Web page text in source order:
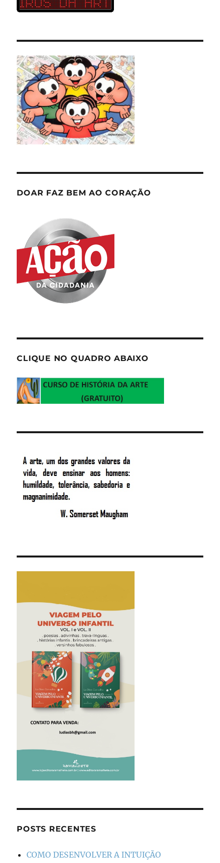
DOAR FAZ BEM AO CORAÇÃO
CLIQUE NO QUADRO ABAIXO
POSTS RECENTES
COMO DESENVOLVER A INTUIÇÃO